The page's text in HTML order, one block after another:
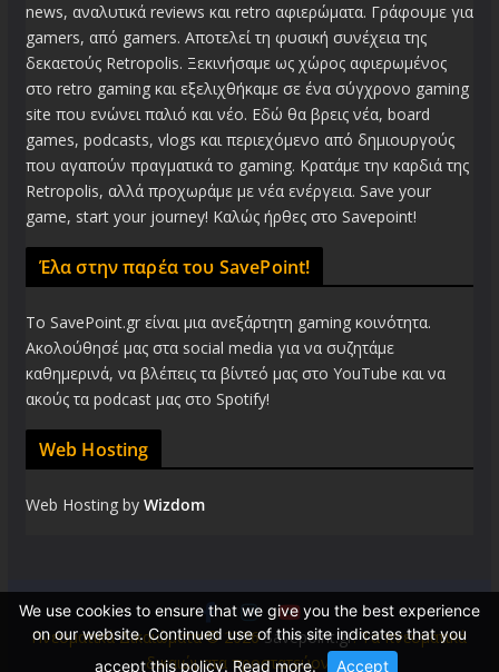
news, αναλυτικά reviews και retro αφιερώματα. Γράφουμε για
gamers, από gamers. Αποτελεί τη φυσική συνέχεια της
δεκαετούς Retropolis. Ξεκινήσαμε ως χώρος αφιερωμένος
στο retro gaming και εξελιχθήκαμε σε ένα σύγχρονο gaming
site που ενώνει παλιό και νέο. Εδώ θα βρεις νέα, board
games, podcasts, vlogs και περιεχόμενο από δημιουργούς
που αγαπούν πραγματικά το gaming. Κρατάμε την καρδιά της
Retropolis, αλλά προχωράμε με νέα ενέργεια. Save your
game, start your journey! Καλώς ήρθες στο Savepoint!
Έλα στην παρέα του SavePoint!
Το SavePoint.gr είναι μια ανεξάρτητη gaming κοινότητα.
Ακολούθησέ μας στα social media για να συζητάμε
καθημερινά, να βλέπεις τα βίντεό μας στο YouTube και να
ακούς τα podcast μας στο Spotify!
Web Hosting
Web Hosting by Wizdom
Πνευματικά Δικαιώματα © 2026Savepoint.gr. Τα πνευματικά
δικαιώματα προστατεύονται.
We use cookies to ensure that we give you the best experience
on our website. Continued use of this site indicates that you
accept this policy.Read more. Accept